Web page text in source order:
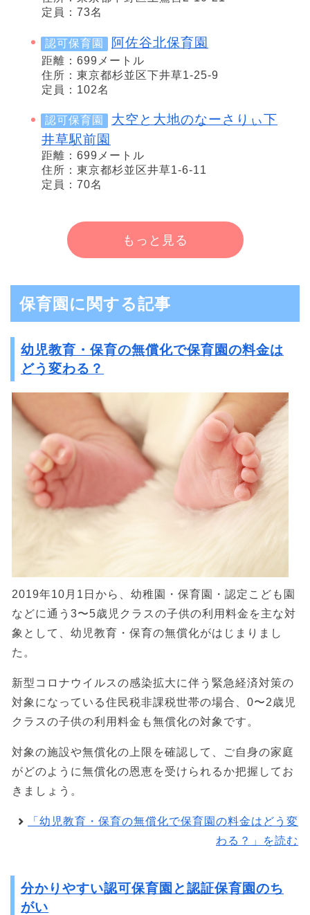
定員：73名
認可保育園 阿佐谷北保育園
距離：699メートル
住所：東京都杉並区下井草1-25-9
定員：102名
認可保育園
大空と大地のなーさりぃ下
井草駅前園
距離：699メートル
住所：東京都杉並区井草1-6-11
定員：70名
もっと見る
保育園に関する記事
幼児教育・保育の無償化で保育園の料金は
どう変わる？
2019年10月1日から、幼稚園・保育園・認定こども園
などに通う3〜5歳児クラスの子供の利用料金を主な対
象として、幼児教育・保育の無償化がはじまりまし
た。
新型コロナウイルスの感染拡大に伴う緊急経済対策の
対象になっている住民税非課税世帯の場合、0〜2歳児
クラスの子供の利用料金も無償化の対象です。
対象の施設や無償化の上限を確認して、ご自身の家庭
がどのように無償化の恩恵を受けられるか把握してお
きましょう。
「幼児教育・保育の無償化で保育園の料金はどう変
わる？」を読む
分かりやすい認可保育園と認証保育園のち
がい